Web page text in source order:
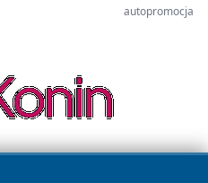
autopromocja